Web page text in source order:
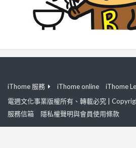
iThome 服務 iThome online
iThome
電週文化事業版權所有、轉載必究 |
服務信箱
隱私權聲明與會員使用條款